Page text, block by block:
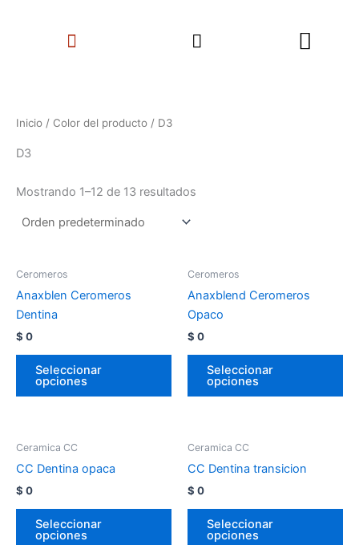
Menu Search
Inicio / Color del producto / D3
D3
Mostrando 1–12 de 13 resultados
Ceromeros
Anaxblen Ceromeros
Dentina
$ 0
Seleccionar
opciones
Ceromeros
Anaxblend Ceromeros
Opaco
$ 0
Seleccionar
opciones
Ceramica CC
CC Dentina opaca
$ 0
Seleccionar
opciones
Ceramica CC
CC Dentina transicion
$ 0
Seleccionar
opciones